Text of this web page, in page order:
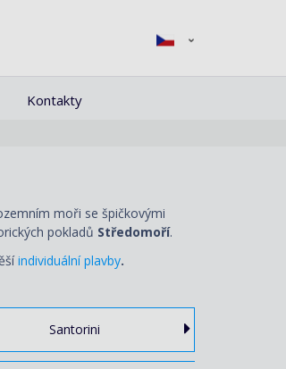
Kontakty
moři se špičkovými
pokladů Středomoří.
individuální plavby.
Santorini